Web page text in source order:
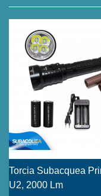
Torcia Subacquea
U2, 2000 Lm